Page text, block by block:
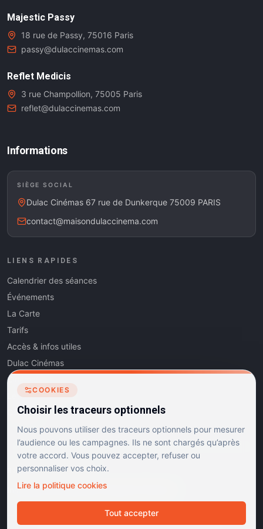
Majestic Passy
18 rue de Passy, 75016 Paris
passy@dulaccinemas.com
Reflet Medicis
3 rue Champollion, 75005 Paris
reflet@dulaccinemas.com
Informations
SIÈGE SOCIAL
Dulac Cinémas 67 rue de Dunkerque 75009 PARIS
contact@maisondulaccinema.com
LIENS RAPIDES
Calendrier des séances
Événements
La Carte
Tarifs
Accès & infos utiles
Dulac Cinémas
Cinéma5
Les Dits de l'Art
Contact
RÉSEAUX SOCIAUX
Instagram Facebook Linkedin
COOKIES
Choisir les traceurs optionnels
Nous pouvons utiliser des traceurs optionnels pour mesurer
l’audience ou les campagnes. Ils ne sont chargés qu’après
votre accord. Vous pouvez accepter, refuser ou
personnaliser vos choix.
Lire la politique cookies
Tout accepter